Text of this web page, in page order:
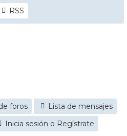
RSS
foros
Lista de mensajes
Inicia sesión o Regístrate